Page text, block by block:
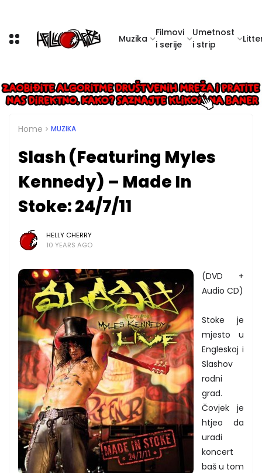
Muzika
Filmovi
i serije
Umetnost
i strip
Home MUZIKA
Slash (Featuring Myles
Kennedy) – Made In
Stoke: 24/7/11
HELLY CHERRY
10 YEARS AGO
(DVD +
Audio CD)
Stoke je
mjesto u
Engleskoj i
Slashov
rodni
grad.
Čovjek je
htjeo da
uradi
koncert
baš u tom